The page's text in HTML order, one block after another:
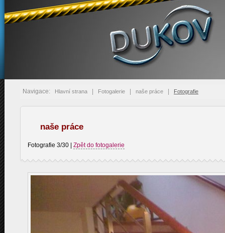
Navigace: Hlavní strana Fotogalerie naše práce Fotografie
naše práce
Fotografie 3/30 Zpět do fotogalerie